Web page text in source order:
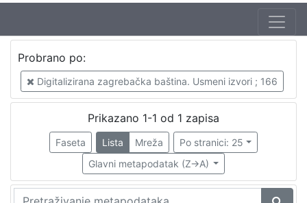
Jezik
hrvatski
cjelina
Probrano po:
Digitalizirana zagrebačka baština. Usmeni izvori ; 166
Prikazano 1-1 od 1 zapisa
Faseta Lista Mreža
Po stranici: 25
Glavni metapodatak (Z->A)